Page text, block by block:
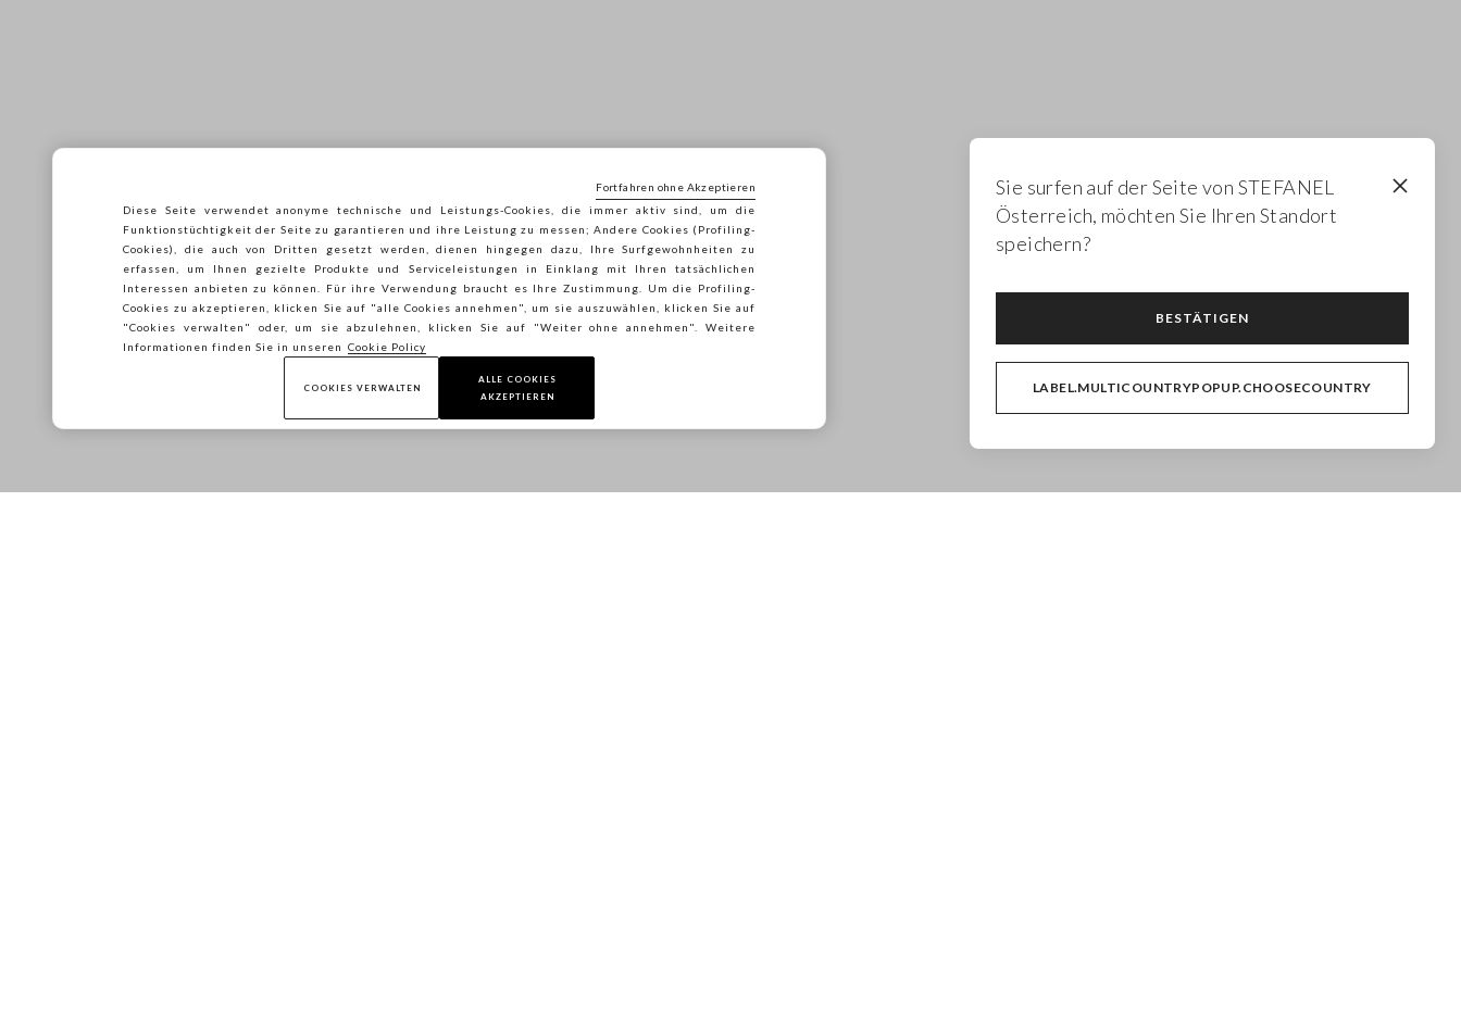
SALE
Bis zu -50 % auf eine Auswahl an Artikeln
*Das Angebot ist nicht mit anderen laufenden Aktionen kombinierbar.
Sie surfen auf der Seite von STEFANEL
Österreich, möchten Sie Ihren Standort
speichern?
BESTÄTIGEN
LABEL.MULTICOUNTRYPOPUP.CHOOSECOUNTRY
Diese Seite verwendet anonyme technische und Leistungs-Cookies, die immer aktiv sind, um die
Funktionstüchtigkeit der Seite zu garantieren und ihre Leistung zu messen; Andere Cookies (Profiling-
Cookies), die auch von Dritten gesetzt werden, dienen hingegen dazu, Ihre Surfgewohnheiten zu
erfassen, um Ihnen gezielte Produkte und Serviceleistungen in Einklang mit Ihren tatsächlichen
Interessen anbieten zu können. Für ihre Verwendung braucht es Ihre Zustimmung. Um die Profiling-
Cookies zu akzeptieren, klicken Sie auf "alle Cookies annehmen", um sie auszuwählen, klicken Sie auf
"Cookies verwalten" oder, um sie abzulehnen, klicken Sie auf "Weiter ohne annehmen". Weitere
Informationen finden Sie in unseren Cookie Policy
COOKIES VERWALTEN
ALLE COOKIES
AKZEPTIEREN
Fortfahren ohne Akzeptieren